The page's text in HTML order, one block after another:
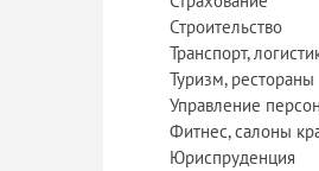
Строительство
Транспорт,
Туризм, рестораны
Управление
Фитнес, салоны
Юриспруденция